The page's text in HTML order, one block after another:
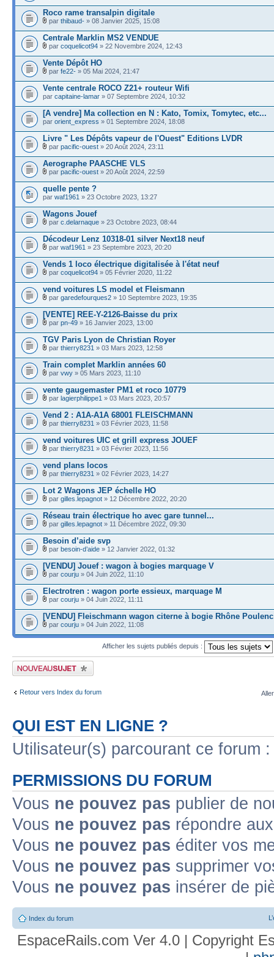
Roco rame transalpin digitale
par thibaud- » 08 Janvier 2025, 15:08
Centrale Marklin MS2 VENDUE
par coquelicot94 » 22 Novembre 2024, 12:43
Vente Dépôt HO
par fe22- » 05 Mai 2024, 21:47
Vente centrale ROCO Z21+ routeur Wifi
par capitaine-lamar » 07 Septembre 2024, 10:32
[A vendre] Ma collection en N : Kato, Tomix, Tomytec, etc...
par orient_express » 01 Septembre 2024, 18:08
Livre " Les Dépôts vapeur de l'Ouest" Editions LVDR
par pacific-ouest » 20 Août 2024, 23:11
Aerographe PAASCHE VLS
par pacific-ouest » 20 Août 2024, 22:59
quelle pente ?
par waf1961 » 23 Octobre 2023, 13:27
Wagons Jouef
par c.delarnaque » 23 Octobre 2023, 08:44
Décodeur Lenz 10318-01 silver Next18 neuf
par waf1961 » 23 Septembre 2023, 20:20
Vends 1 loco électrique digitalisée à l'état neuf
par coquelicot94 » 05 Février 2020, 11:22
vend voitures LS model et Fleismann
par garedefourques2 » 10 Septembre 2023, 19:35
[VENTE] REE-Y-2126-Baisse du prix
par pn-49 » 16 Janvier 2023, 13:00
TGV Paris Lyon de Christian Royer
par thierry8231 » 03 Mars 2023, 12:58
Train complet Marklin années 60
par vwy » 05 Mars 2023, 11:10
vente gaugemaster PM1 et roco 10779
par lagierphilippe1 » 03 Mars 2023, 20:57
Vend 2 : A1A-A1A 68001 FLEISCHMANN
par thierry8231 » 03 Février 2023, 11:58
vend voitures UIC et grill express JOUEF
par thierry8231 » 03 Février 2023, 11:56
vend plans locos
par thierry8231 » 02 Février 2023, 14:27
Lot 2 Wagons JEP échelle HO
par gilles.lepagnot » 12 Décembre 2022, 20:20
Réseau train électrique ho avec gare tunnel...
par gilles.lepagnot » 11 Décembre 2022, 09:30
Besoin d’aide svp
par besoin-d’aide » 12 Janvier 2022, 01:32
[VENDU] Jouef : wagon à bogies marquage V
par courju » 04 Juin 2022, 11:10
Electrotren : wagon porte essieux, marquage M
par courju » 04 Juin 2022, 11:11
[VENDU] Fleischmann wagon citerne à bogie Rhône Poulenc
par courju » 04 Juin 2022, 11:08
Afficher les sujets publiés depuis :
Publier un nouveau sujet
Retour vers Index du forum
QUI EST EN LIGNE ?
Utilisateur(s) parcourant ce forum
PERMISSIONS DU FORUM
Vous ne pouvez pas publier de
Vous ne pouvez pas répondre
Vous ne pouvez pas éditer vos
Vous ne pouvez pas supprimer
Vous ne pouvez pas insérer de
Index du forum
EspaceRails.com Ver 4.0 | Copyright